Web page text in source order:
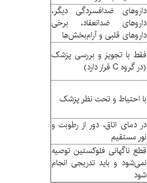
داروهای ضدافسردگی دیگر،
داروهای ضدانعقاد، برخی
داروهای قلبی و آرام‌بخش‌ها
فقط با تجویز و بررسی پزشک
(در گروه C قرار دارد)
با احتیاط و تحت نظر پزشک
در دمای اتاق، دور از رطوبت و
نور مستقیم
قطع ناگهانی فلوکستین توصیه
نمی‌شود و باید تدریجی انجام
شود